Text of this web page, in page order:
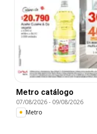
Metro catálogo
07/08/2026- 09/08/2026
Metro